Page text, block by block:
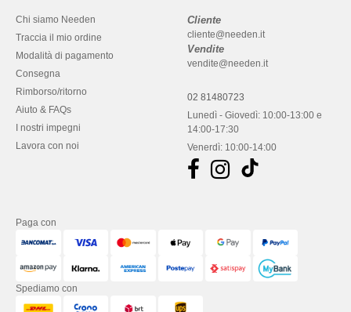
Chi siamo Needen
Traccia il mio ordine
Modalità di pagamento
Consegna
Rimborso/ritorno
Aiuto & FAQs
I nostri impegni
Lavora con noi
Cliente
cliente@needen.it
Vendite
vendite@needen.it
02 81480723
Lunedì - Giovedì: 10:00-13:00 e
14:00-17:30
Venerdì: 10:00-14:00
Paga con
Spediamo con